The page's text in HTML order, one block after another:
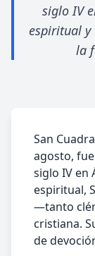
siglo IV
espiritual y
la
San
agosto,
siglo IV en
espiritual,
—tanto
cristiana.
de